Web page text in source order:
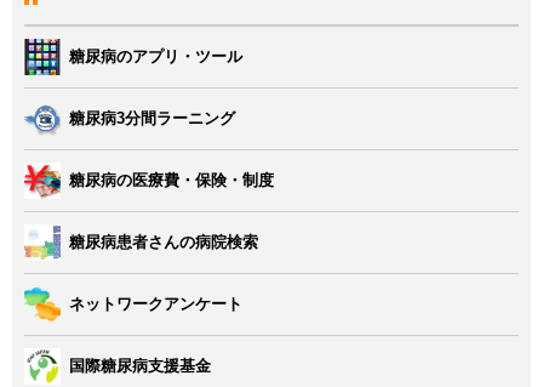
糖尿病のアプリ・ツール
糖尿病3分間ラーニング
糖尿病の医療費・保険・制度
糖尿病患者さんの病院検索
ネットワークアンケート
国際糖尿病支援基金